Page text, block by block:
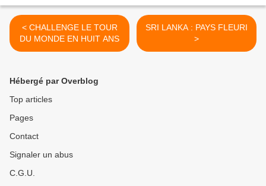
< CHALLENGE LE TOUR
DU MONDE EN HUIT ANS
SRI LANKA : PAYS FLEURI
>
Hébergé par Overblog
Top articles
Pages
Contact
Signaler un abus
C.G.U.